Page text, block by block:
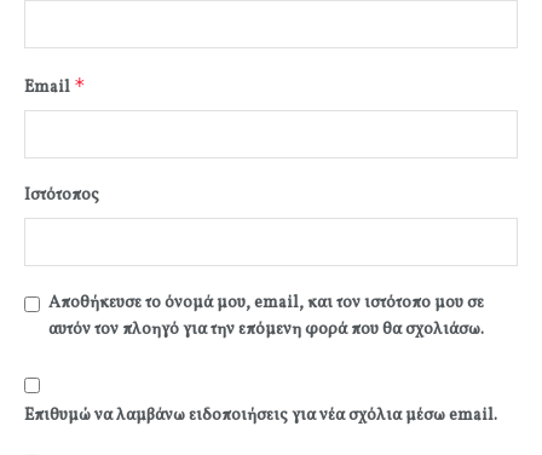
Email *
Ιστότοπος
Αποθήκευσε το όνομά μου, email, και τον ιστότοπο μου σε
αυτόν τον πλοηγό για την επόμενη φορά που θα σχολιάσω.
Επιθυμώ να λαμβάνω ειδοποιήσεις για νέα σχόλια μέσω email.